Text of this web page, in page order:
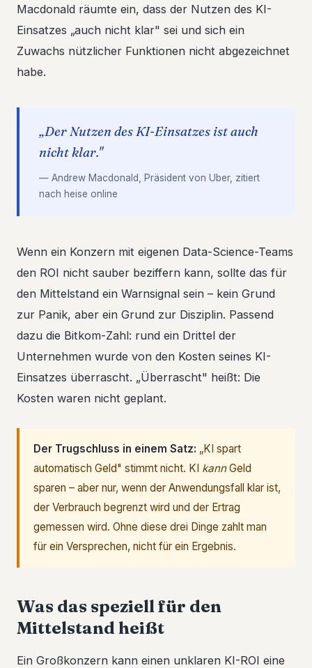
Macdonald räumte ein, dass der Nutzen des KI-
Einsatzes „auch nicht klar" sei und sich ein
Zuwachs nützlicher Funktionen nicht abgezeichnet
habe.
„Der Nutzen des KI-Einsatzes ist auch
nicht klar."
— Andrew Macdonald, Präsident von Uber, zitiert
nach heise online
Wenn ein Konzern mit eigenen Data-Science-Teams
den ROI nicht sauber beziffern kann, sollte das für
den Mittelstand ein Warnsignal sein – kein Grund
zur Panik, aber ein Grund zur Disziplin. Passend
dazu die Bitkom-Zahl: rund ein Drittel der
Unternehmen wurde von den Kosten seines KI-
Einsatzes überrascht. „Überrascht" heißt: Die
Kosten waren nicht geplant.
Der Trugschluss in einem Satz: „KI spart
automatisch Geld" stimmt nicht. KI kannGeld
sparen – aber nur, wenn der Anwendungsfall klar ist,
der Verbrauch begrenzt wird und der Ertrag
gemessen wird. Ohne diese drei Dinge zahlt man
für ein Versprechen, nicht für ein Ergebnis.
Was das speziell für den
Mittelstand heißt
Ein Großkonzern kann einen unklaren KI-ROI eine